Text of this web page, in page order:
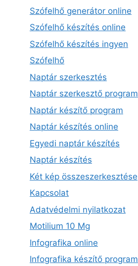
Szófelhő generátor online
Szófelhő készítés online
Szófelhő készítés ingyen
Szófelhő
Naptár szerkesztés
Naptár szerkesztő program
Naptár készítő program
Naptár készítés online
Egyedi naptár készítés
Naptár készítés
Két kép összeszerkesztése
Kapcsolat
Adatvédelmi nyilatkozat
Motilium 10 Mg
Infografika online
Infografika készítő program